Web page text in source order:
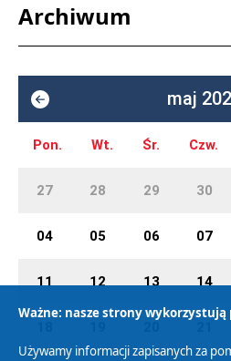
Archiwum
maj
Pon. Wt. Śr. Czw.
27 28 29 30
04 05 06 07
11 12 13 14
Ważne: nasze strony wykorzystują
Używamy informacji zapisanych za